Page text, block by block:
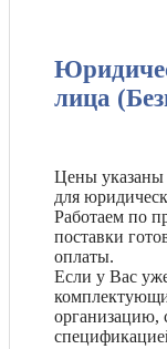
лица
Цены указаны
для
Работаем по
поставки
оплаты.
Если у Вас
организацию,